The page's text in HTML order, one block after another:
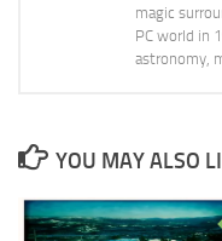
magic
PC world in
astronomy,
YOU MAY ALSO